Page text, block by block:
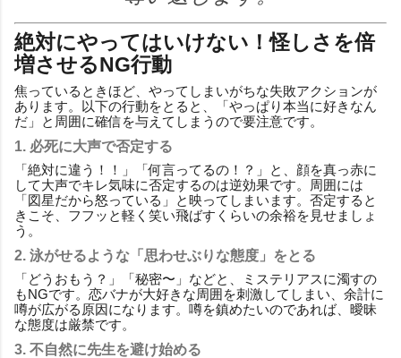
絶対にやってはいけない！怪しさを倍
増させるNG行動
焦っているときほど、やってしまいがちな失敗アクションが
あります。以下の行動をとると、「やっぱり本当に好きなん
だ」と周囲に確信を与えてしまうので要注意です。
1. 必死に大声で否定する
「絶対に違う！！」「何言ってるの！？」と、顔を真っ赤に
して大声でキレ気味に否定するのは逆効果です。周囲には
「図星だから怒っている」と映ってしまいます。否定すると
きこそ、フフッと軽く笑い飛ばすくらいの余裕を見せましょ
う。
2. 泳がせるような「思わせぶりな態度」をとる
「どうおもう？」「秘密〜」などと、ミステリアスに濁すの
もNGです。恋バナが大好きな周囲を刺激してしまい、余計に
噂が広がる原因になります。噂を鎮めたいのであれば、曖昧
な態度は厳禁です。
3. 不自然に先生を避け始める